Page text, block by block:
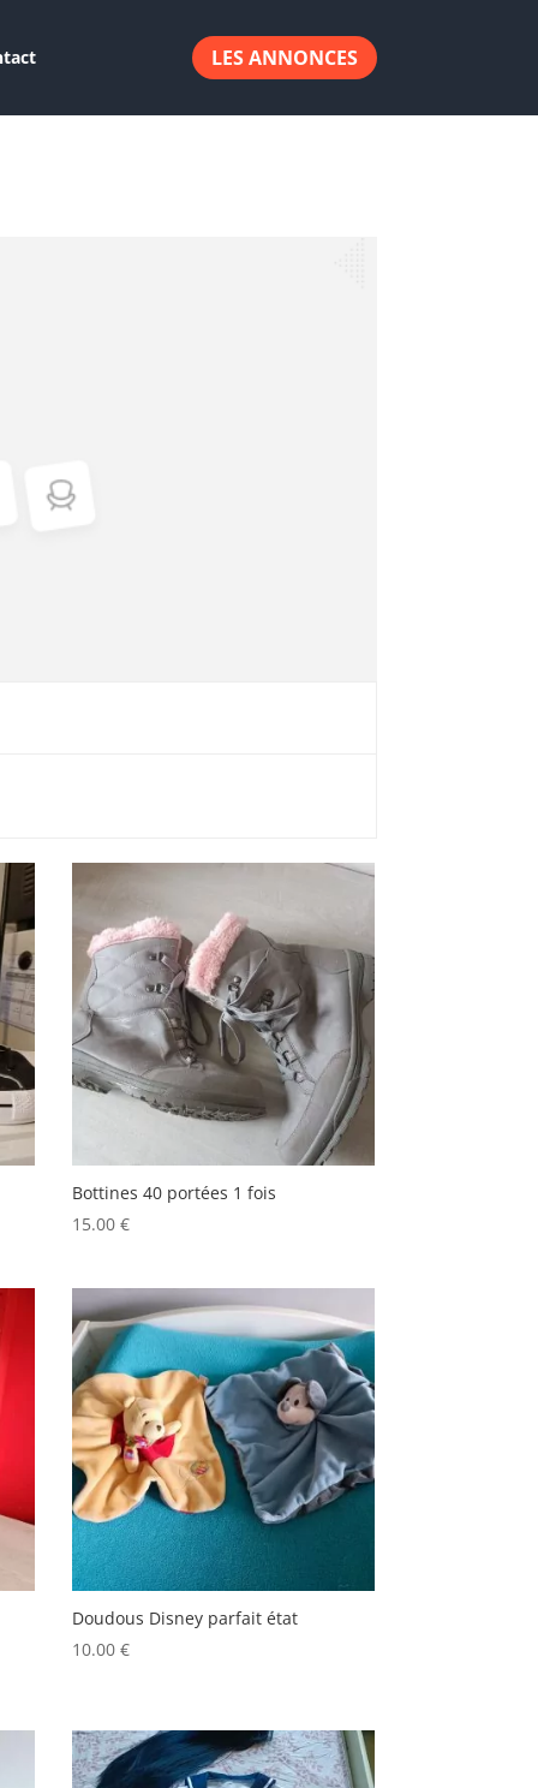
LES ANNONCES
Bottines 40 portées 1 fois
15.00€
Doudous Disney parfait état
10.00€